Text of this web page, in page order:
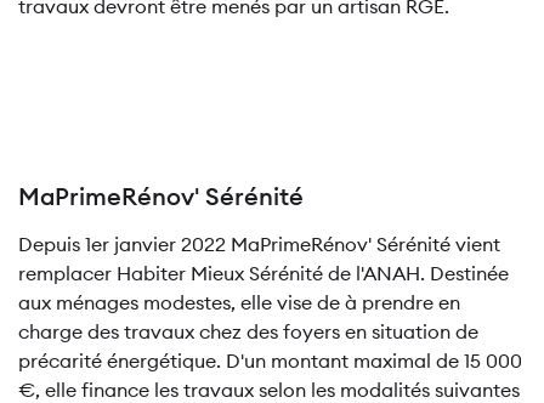
travaux devront être menés par un artisan RGE.
MaPrimeRénov' Sérénité
Depuis 1er janvier 2022 MaPrimeRénov' Sérénité vient
remplacer Habiter Mieux Sérénité de l'ANAH. Destinée
aux ménages modestes, elle vise de à prendre en
charge des travaux chez des foyers en situation de
précarité énergétique. D'un montant maximal de 15 000
€, elle finance les travaux selon les modalités suivantes